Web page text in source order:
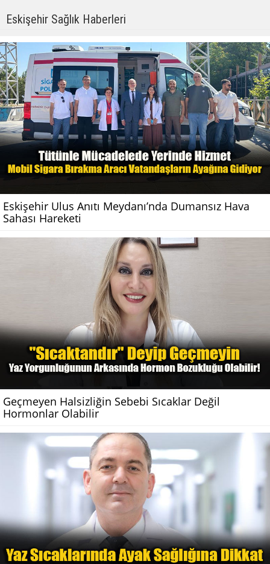
Eskişehir Sağlık Haberleri
Eskişehir Ulus Anıtı Meydanı’nda Dumansız Hava
Sahası Hareketi
Geçmeyen Halsizliğin Sebebi Sıcaklar Değil
Hormonlar Olabilir